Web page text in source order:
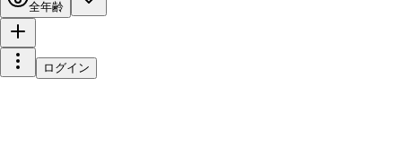
全年齢
ログイン